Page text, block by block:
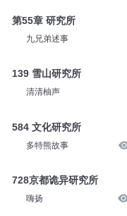
第55章 研究所
九兄弟述事
139 雪山研究所
清清柚声
584 文化研究所
多特熊故事
728京都诡异研究所
嗨扬